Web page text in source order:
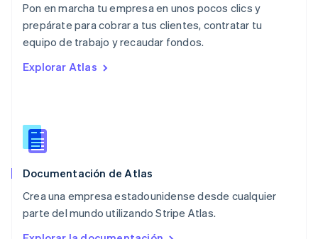
Pon en marcha tu empresa en unos pocos clics y
prepárate para cobrar a tus clientes, contratar tu
equipo de trabajo y recaudar fondos.
Explorar Atlas
Documentación de Atlas
Crea una empresa estadounidense desde cualquier
parte del mundo utilizando Stripe Atlas.
English
Nueva Zelandia
English
NederlandsEnglish
Português
RAE de Hong Kong, China
Reino Unido
República Checa
English